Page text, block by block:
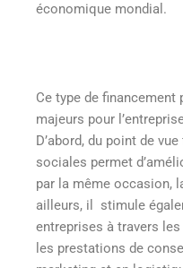
économique mondial.
Ce type de financement
majeurs pour
D’abord, du point de
sociales permet
par la même occasion,
ailleurs, il stimule
entreprises à travers
les prestations de